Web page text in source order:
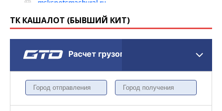
ТК КАШАЛОТ (БЫВШИЙ КИТ)
Расчет грузоперевозки